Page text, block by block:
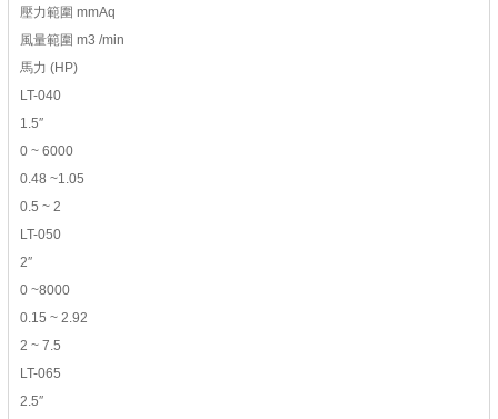
壓力範圍 mmAq
風量範圍 m3 /min
馬力 (HP)
LT-040
1.5″
0 ~ 6000
0.48 ~1.05
0.5 ~ 2
LT-050
2″
0 ~8000
0.15 ~ 2.92
2 ~ 7.5
LT-065
2.5″